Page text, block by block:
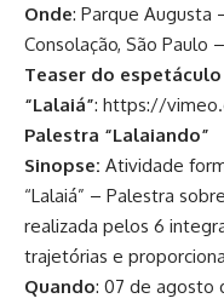
Onde: Parque Augusta
Consolação, São Paulo
Teaser do espetáculo
“Lalaiá”: https://
Palestra “Lalaiando”
Sinopse: Atividade
“Lalaiá” – Palestra
realizada pelos 6
trajetórias e
Quando: 07 de agosto